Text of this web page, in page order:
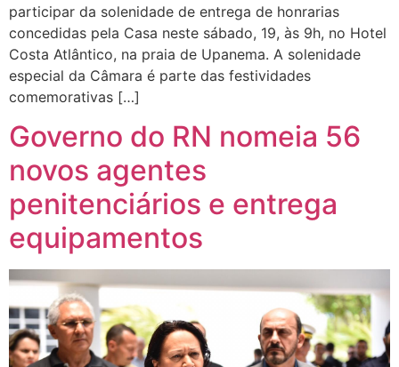
participar da solenidade de entrega de honrarias
concedidas pela Casa neste sábado, 19, às 9h, no Hotel
Costa Atlântico, na praia de Upanema. A solenidade
especial da Câmara é parte das festividades
comemorativas […]
Governo do RN nomeia 56
novos agentes
penitenciários e entrega
equipamentos